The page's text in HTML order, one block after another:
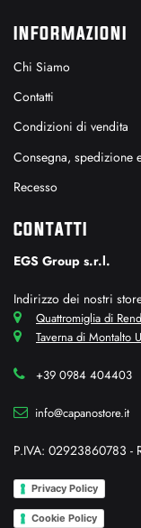
INFORMAZIONI
Chi Siamo
Contatti
Condizioni di vendita
Consegna, spedizione
Recesso
CONTATTI
EGS Group s.r.l.
Indirizzo dei nostri
Quattromiglia di
Taverna di Montalto
+39 0984 404403
info@capanostore.it
P.IVA: 02923860783 -
Privacy Policy
Cookie Policy